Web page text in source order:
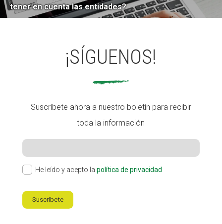
tener en cuenta las entidades?
¡SÍGUENOS!
Suscríbete ahora a nuestro boletín para recibir
toda la información
He leído y acepto la política de privacidad
Suscríbete